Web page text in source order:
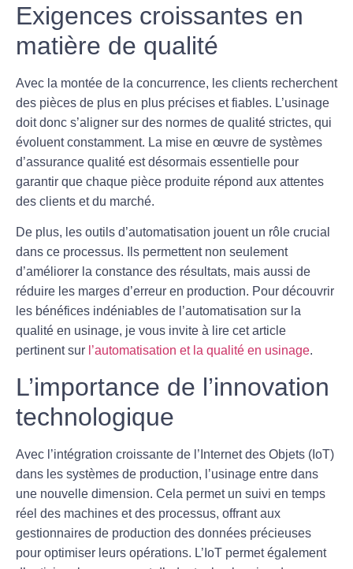
Exigences croissantes en
matière de qualité
Avec la montée de la concurrence, les clients recherchent
des pièces de plus en plus précises et fiables. L’usinage
doit donc s’aligner sur des normes de qualité strictes, qui
évoluent constamment. La mise en œuvre de systèmes
d’assurance qualité est désormais essentielle pour
garantir que chaque pièce produite répond aux attentes
des clients et du marché.
De plus, les outils d’automatisation jouent un rôle crucial
dans ce processus. Ils permettent non seulement
d’améliorer la constance des résultats, mais aussi de
réduire les marges d’erreur en production. Pour découvrir
les bénéfices indéniables de l’automatisation sur la
qualité en usinage, je vous invite à lire cet article
pertinent sur l’automatisation et la qualité en usinage.
L’importance de l’innovation
technologique
Avec l’intégration croissante de l’Internet des Objets (IoT)
dans les systèmes de production, l’usinage entre dans
une nouvelle dimension. Cela permet un suivi en temps
réel des machines et des processus, offrant aux
gestionnaires de production des données précieuses
pour optimiser leurs opérations. L’IoT permet également